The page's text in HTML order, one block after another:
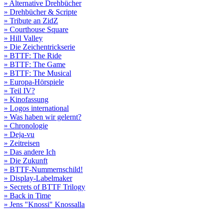
» Alternative Drehbücher
» Drehbücher & Scripte
» Tribute an ZidZ
» Courthouse Square
» Hill Valley
» Die Zeichentrickserie
» BTTF: The Ride
» BTTF: The Game
» BTTF: The Musical
» Europa-Hörspiele
» Teil IV?
» Kinofassung
» Logos international
» Was haben wir gelernt?
» Chronologie
» Deja-vu
» Zeitreisen
» Das andere Ich
» Die Zukunft
» BTTF-Nummernschild!
» Display-Labelmaker
» Secrets of BTTF Trilogy
» Back in Time
» Jens "Knossi" Knossalla